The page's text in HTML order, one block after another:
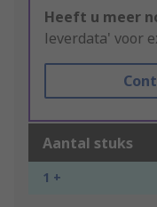
Heeft u meer
leverdata' voor
Aantal stuks
1 +